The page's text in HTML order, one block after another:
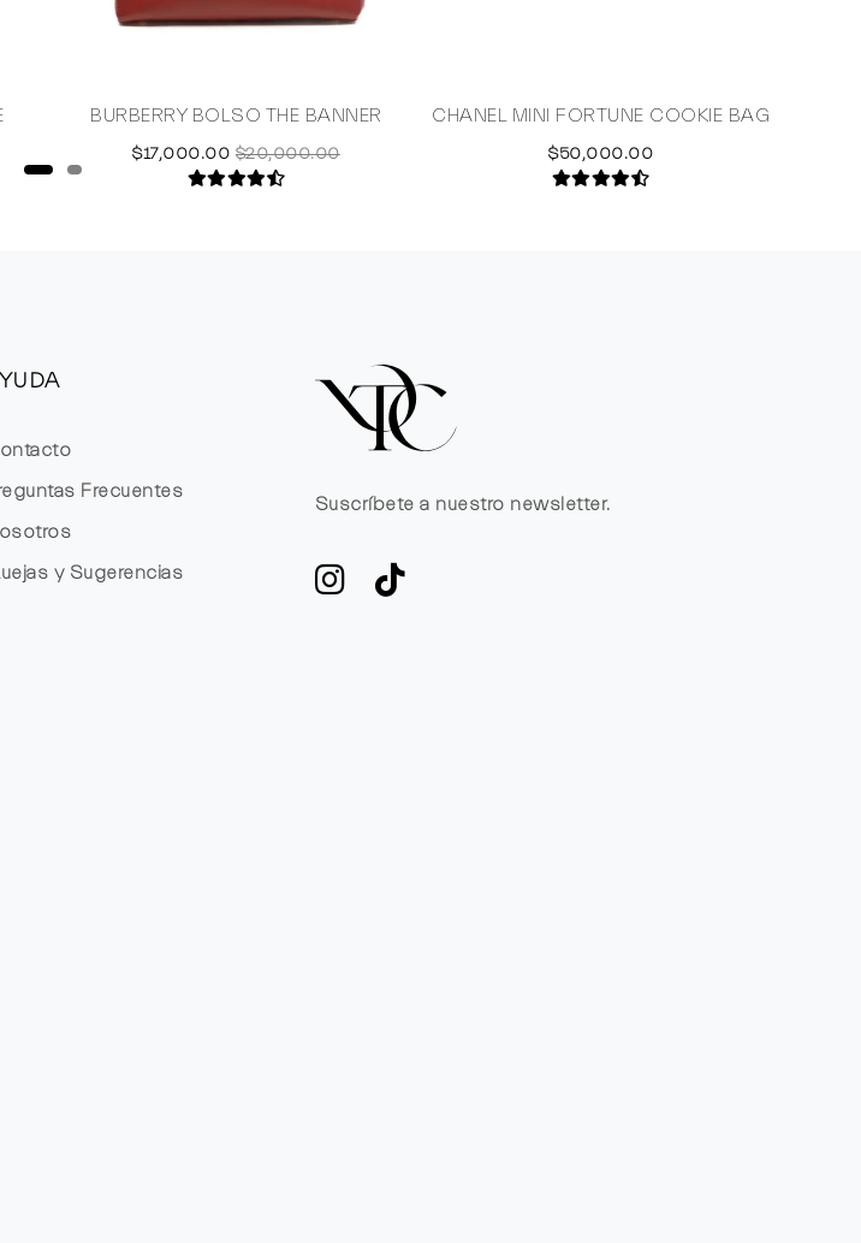
BURBERRY BOLSO THE BANNER
$17,000.00 $20,000.00
CHANEL MINI FORTUNE COOKIE BAG
$50,000.00
Frecuentes
y Sugerencias
Suscríbete a nuestro newsletter.